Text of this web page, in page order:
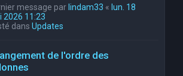
message par lindam33 « lun. 18
2026 11:23
dans Updates
de l'ordre des